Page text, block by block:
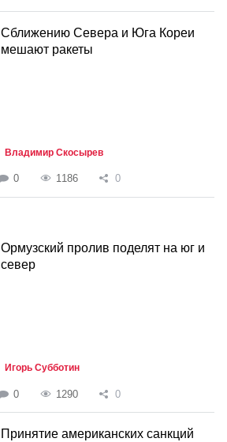
Сближению Севера и Юга Кореи
мешают ракеты
Владимир Скосырев
0 1186 0
Ормузский пролив поделят на юг и
север
Игорь Субботин
0 1290 0
Принятие американских санкций